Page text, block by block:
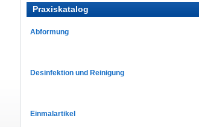
Praxiskatalog
Abformung
Desinfektion und Reinigung
Einmalartikel